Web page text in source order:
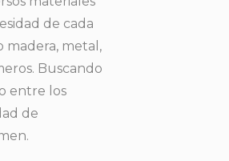
de cada
madera, metal,
Buscando
entre los
de